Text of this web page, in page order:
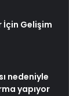
İçin Gelişim
nedeniyle
yapıyor